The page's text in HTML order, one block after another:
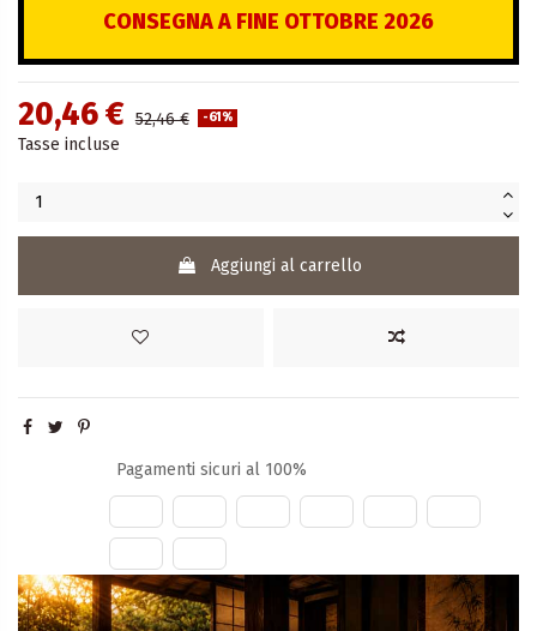
CONSEGNA A FINE OTTOBRE 2026
20,46 € 52,46 € -61%
Tasse incluse
Aggiungi al carrello
Pagamenti sicuri al 100%